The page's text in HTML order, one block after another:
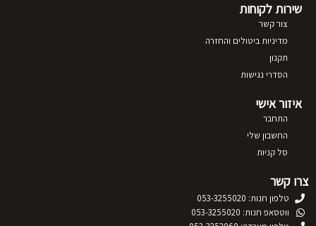
שירות לקוחות
צור קשר
מדיניות ביטולים והחזרה
תקנון
הסדרי נגישות
איזור אישי
התחבר
החשבון שלי
סל קניות
צרו קשר
טלפון חנות: 053-3255020
ווטסאפ חנות: 053-3255020